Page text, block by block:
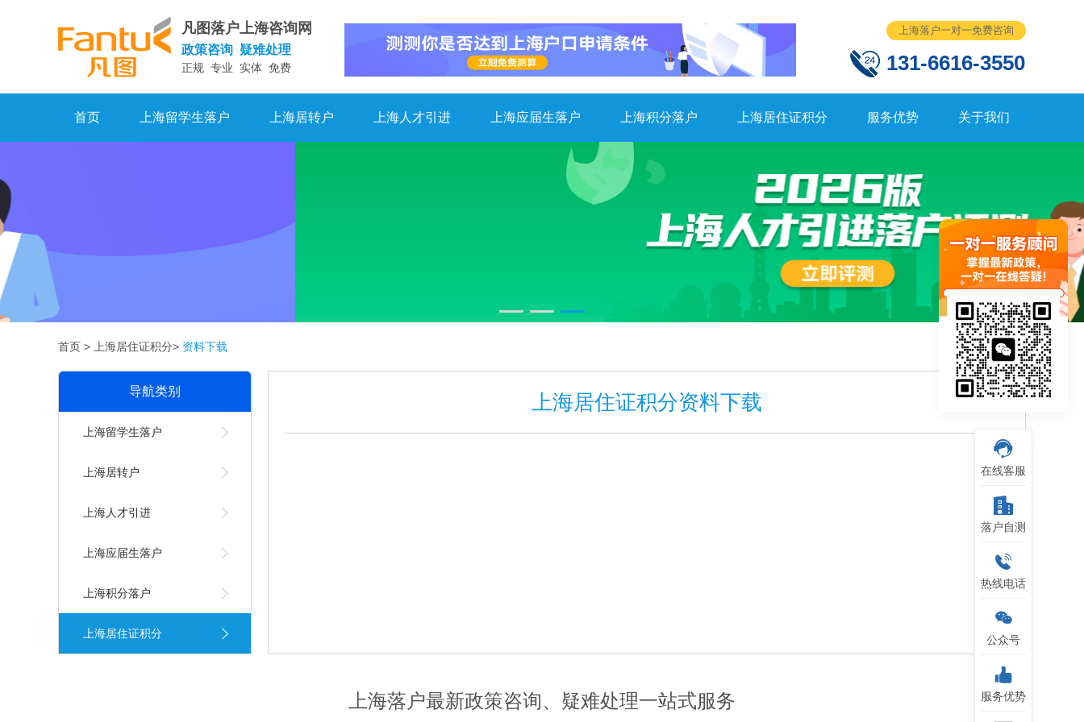
凡图落户上海咨询网
政策咨询 疑难处理
正规 专业 实体 免费
上海落户一对一免费咨询
131-6616-3550
首页 上海留学生落户 上海居转户 上海人才引进 上海应届生落户 上海积分落户 上海居住证积分 服务优势 关于我们
首页 > 上海居住证积分> 资料下载
导航类别
上海留学生落户
上海居转户
上海人才引进
上海应届生落户
上海积分落户
上海居住证积分
上海居住证积分资料下载
上海落户最新政策咨询、疑难处理一站式服务
在线客服
落户自测
热线电话
公众号
服务优势